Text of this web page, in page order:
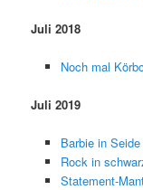
Juli 2018
Noch mal
Juli 2019
Barbie in Seide
Rock in
Statement-